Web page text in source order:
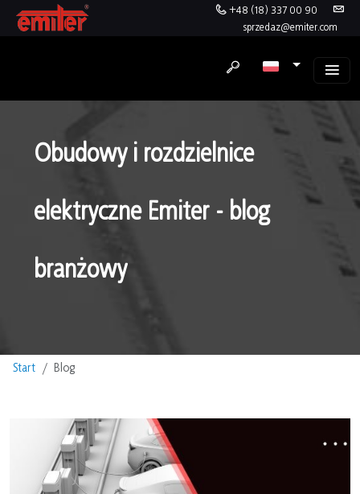
+48 (18) 337 00 90
sprzedaz@emiter.com
Obudowy i rozdzielnice
elektryczne Emiter - blog
branżowy
Start Blog